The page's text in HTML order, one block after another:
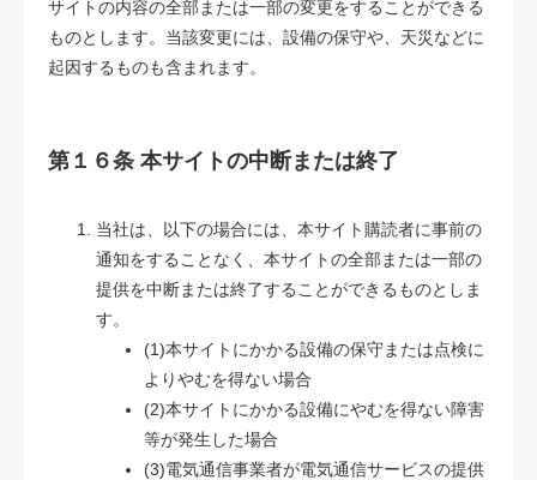
サイトの内容の全部または一部の変更をすることができる
ものとします。当該変更には、設備の保守や、天災などに
起因するものも含まれます。
第１６条 本サイトの中断または終了
当社は、以下の場合には、本サイト購読者に事前の
通知をすることなく、本サイトの全部または一部の
提供を中断または終了することができるものとしま
す。
(1)本サイトにかかる設備の保守または点検に
よりやむを得ない場合
(2)本サイトにかかる設備にやむを得ない障害
等が発生した場合
(3)電気通信事業者が電気通信サービスの提供